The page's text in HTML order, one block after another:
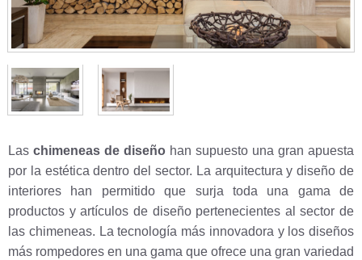
Las chimeneas de diseño han supuesto una gran apuesta
por la estética dentro del sector. La arquitectura y diseño de
interiores han permitido que surja toda una gama de
productos y artículos de diseño pertenecientes al sector de
las chimeneas. La tecnología más innovadora y los diseños
más rompedores en una gama que ofrece una gran variedad